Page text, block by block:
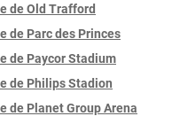
de Old Trafford
de Parc des Princes
de Paycor Stadium
de Philips Stadion
de Planet Group Arena